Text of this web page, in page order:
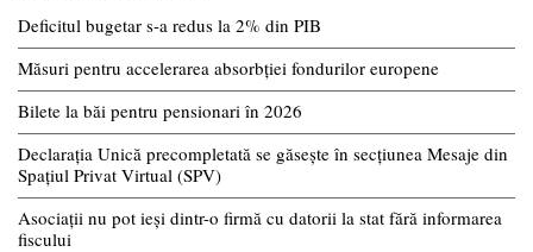
Deficitul bugetar s-a redus la 2% din PIB
Măsuri pentru accelerarea absorbției fondurilor europene
Bilete la băi pentru pensionari în 2026
Declarația Unică precompletată se găsește în secțiunea Mesaje din
Spațiul Privat Virtual (SPV)
Asociații nu pot ieși dintr-o firmă cu datorii la stat fără informarea
fiscului